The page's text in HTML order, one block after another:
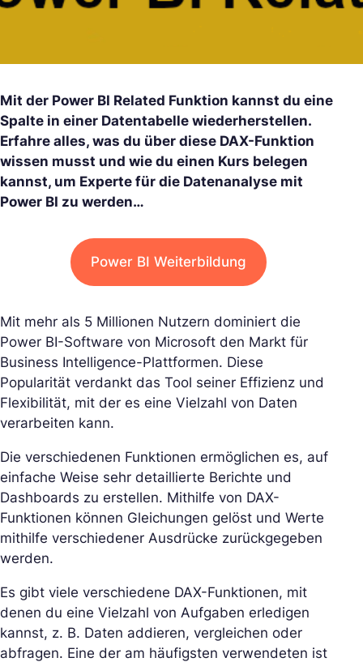
Mit der Power BI Related Funktion kannst du eine
Spalte in einer Datentabelle wiederherstellen.
Erfahre alles, was du über diese DAX-Funktion
wissen musst und wie du einen Kurs belegen
kannst, um Experte für die Datenanalyse mit
Power BI zu werden…
Power BI Weiterbildung
Mit mehr als 5 Millionen Nutzern dominiert die
Power BI-Software von Microsoft den Markt für
Business Intelligence-Plattformen. Diese
Popularität verdankt das Tool seiner Effizienz und
Flexibilität, mit der es eine Vielzahl von Daten
verarbeiten kann.
Die verschiedenen Funktionen ermöglichen es, auf
einfache Weise sehr detaillierte Berichte und
Dashboards zu erstellen. Mithilfe von DAX-
Funktionen können Gleichungen gelöst und Werte
mithilfe verschiedener Ausdrücke zurückgegeben
werden.
Es gibt viele verschiedene DAX-Funktionen, mit
denen du eine Vielzahl von Aufgaben erledigen
kannst, z. B. Daten addieren, vergleichen oder
abfragen. Eine der am häufigsten verwendeten ist